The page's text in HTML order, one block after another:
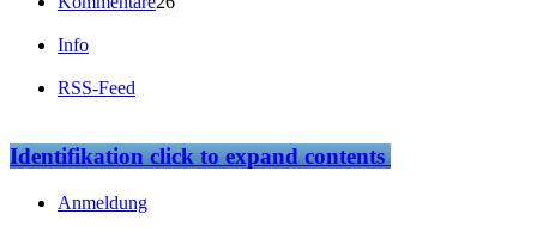
Info
RSS-Feed
Identifikationclick to expand contents
Anmeldung